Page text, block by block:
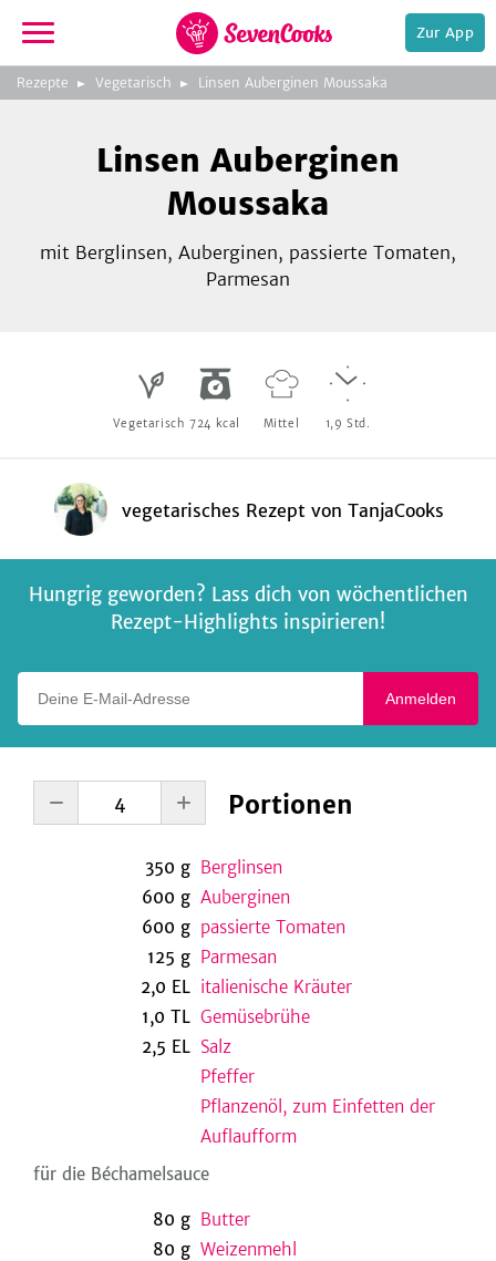
zur
Startseite
Zur App
Rezepte Vegetarisch Linsen Auberginen Moussaka
Bild
3
zeigen
Linsen Auberginen
Moussaka
mit Berglinsen, Auberginen, passierte Tomaten,
Parmesan
Vegetarisch 724 kcal Mittel 1,9 Std.
vegetarisches Rezeptvon TanjaCooks
Hungrig geworden? Lass dich von wöchentlichen
Rezept-Highlights inspirieren!
Anmelden
Portionen
350 g Berglinsen
600 g Auberginen
600 g passierte Tomaten
125 g Parmesan
2,0 EL italienische Kräuter
1,0 TL Gemüsebrühe
2,5 EL Salz
Pfeffer
Pflanzenöl, zum Einfetten der
Auflaufform
für die Béchamelsauce
80 g Butter
80 g Weizenmehl